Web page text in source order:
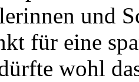
und
für eine
wohl